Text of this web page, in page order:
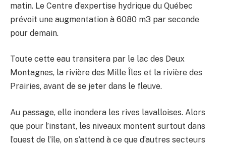
matin. Le Centre d’expertise hydrique du Québec
prévoit une augmentation à 6080 m3 par seconde
pour demain.
Toute cette eau transitera par le lac des Deux
Montagnes, la rivière des Mille Îles et la rivière des
Prairies, avant de se jeter dans le fleuve.
Au passage, elle inondera les rives lavalloises. Alors
que pour l’instant, les niveaux montent surtout dans
l’ouest de l’île, on s’attend à ce que d’autres secteurs